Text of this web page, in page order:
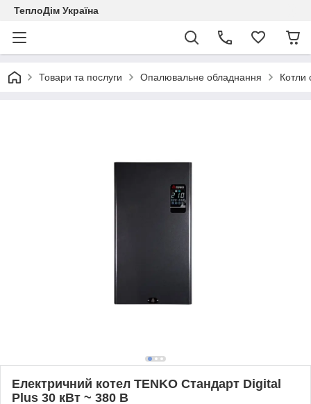
ТеплоДім Україна
Товари та послуги Опалювальне обладнання Котли
Електричний котел TENKO Стандарт Digital
Plus 30 кВт ~ 380 В